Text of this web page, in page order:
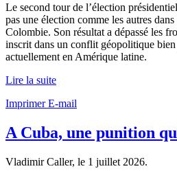
Le second tour de l’élection
pas une élection comme les autres
Colombie. Son résultat a dépassé les
inscrit dans un conflit géopolitique
actuellement en Amérique latine.
Lire la suite
ImprimerE-mail
A Cuba, une punition
Vladimir Caller, le 1 juillet 2026.